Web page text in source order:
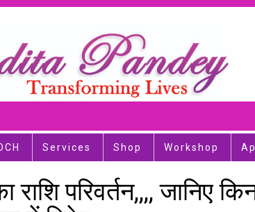
Services Shop Workshop
परिवर्तन,,,, जानिए